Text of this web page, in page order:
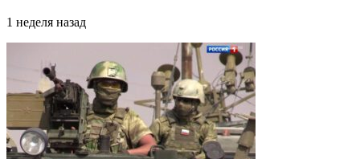
1 неделя назад